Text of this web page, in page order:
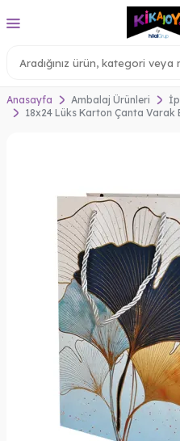
Anasayfa Ambalaj Ürünleri
18x24 Lüks Karton Çanta Varak